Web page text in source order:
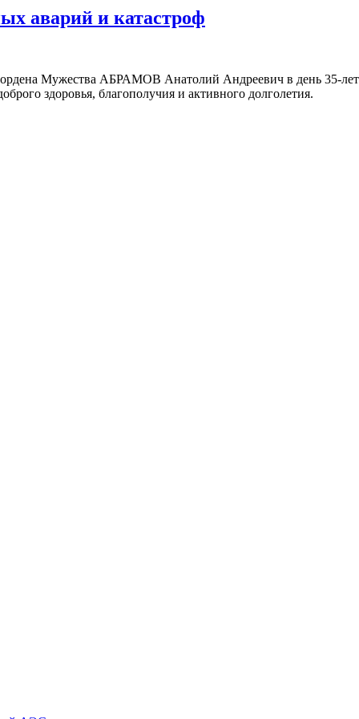
аварий и катастроф
Мужества АБРАМОВ Анатолий Андреевич в день 35-
здоровья, благополучия и активного долголетия.